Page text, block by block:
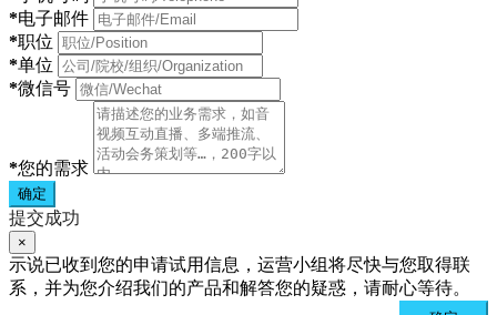
*电子邮件
*职位
*单位
*微信号
*您的需求
确定
提交成功
×
示说已收到您的申请试用信息，运营小组将尽快与您取得联
系，并为您介绍我们的产品和解答您的疑惑，请耐心等待。